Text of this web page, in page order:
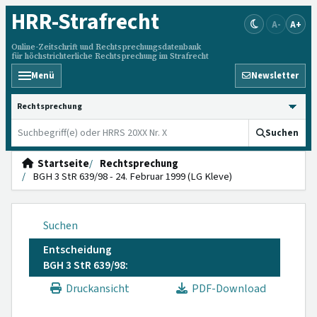
HRR-Strafrecht
Online-Zeitschrift und Rechtsprechungsdatenbank
für höchstrichterliche Rechtsprechung im Strafrecht
A- A+
Menü Newsletter
HRRS durchsuchen
Suchen
Startseite
Rechtsprechung
BGH 3 StR 639/98 - 24. Februar 1999 (LG Kleve)
Suchen
Entscheidung
BGH 3 StR 639/98:
Druckansicht
PDF-Download